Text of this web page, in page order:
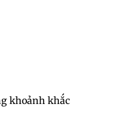
khoảnh khắc